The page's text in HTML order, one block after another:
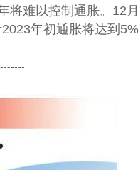
将难以控制通胀。12
年初通胀将达到